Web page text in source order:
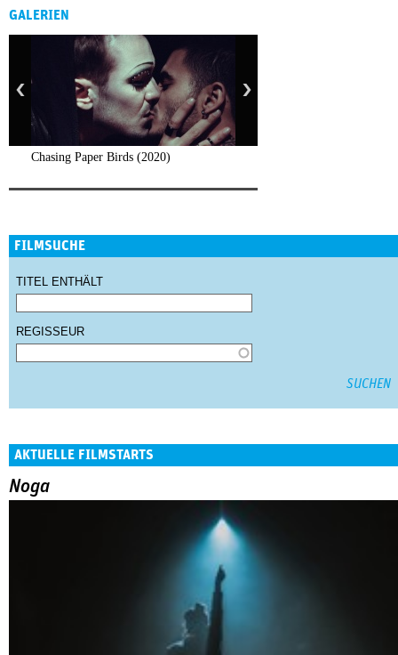
GALERIEN
Chasing Paper Birds (2020)
FILMSUCHE
TITEL ENTHÄLT
REGISSEUR
AKTUELLE FILMSTARTS
Noga